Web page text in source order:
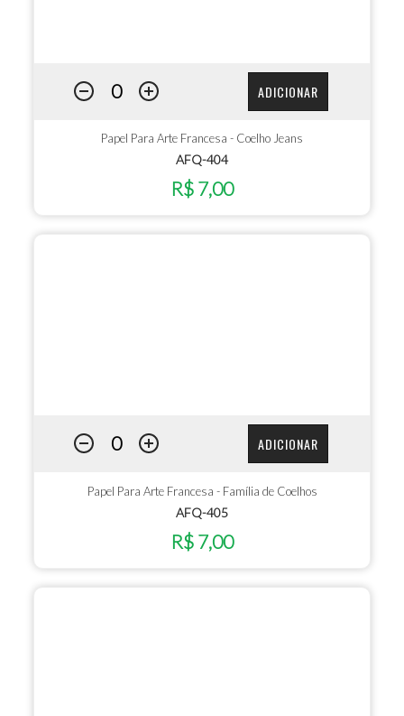
ADICIONAR
Papel Para Arte Francesa - Coelho Jeans
AFQ-404
R$ 7,00
ADICIONAR
Papel Para Arte Francesa - Família de Coelhos
AFQ-405
R$ 7,00